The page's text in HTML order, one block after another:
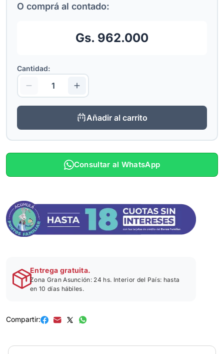
O comprá al contado:
Gs. 962.000
Cantidad:
Añadir al carrito
Consultar al WhatsApp
Entrega gratuita.
Zona Gran Asunción: 24 hs. Interior del País: hasta
en 10 días hábiles.
Compartir: